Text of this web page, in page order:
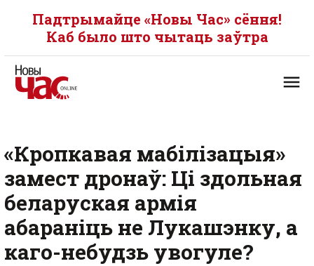
Падтрымайце «Новы Час» сёння!
Каб было што чытаць заўтра
«Кропкавая мабілізацыя»
замест дронаў: Ці здольная
беларуская армія
абараніць не Лукашэнку, а
каго-небудзь увогуле?